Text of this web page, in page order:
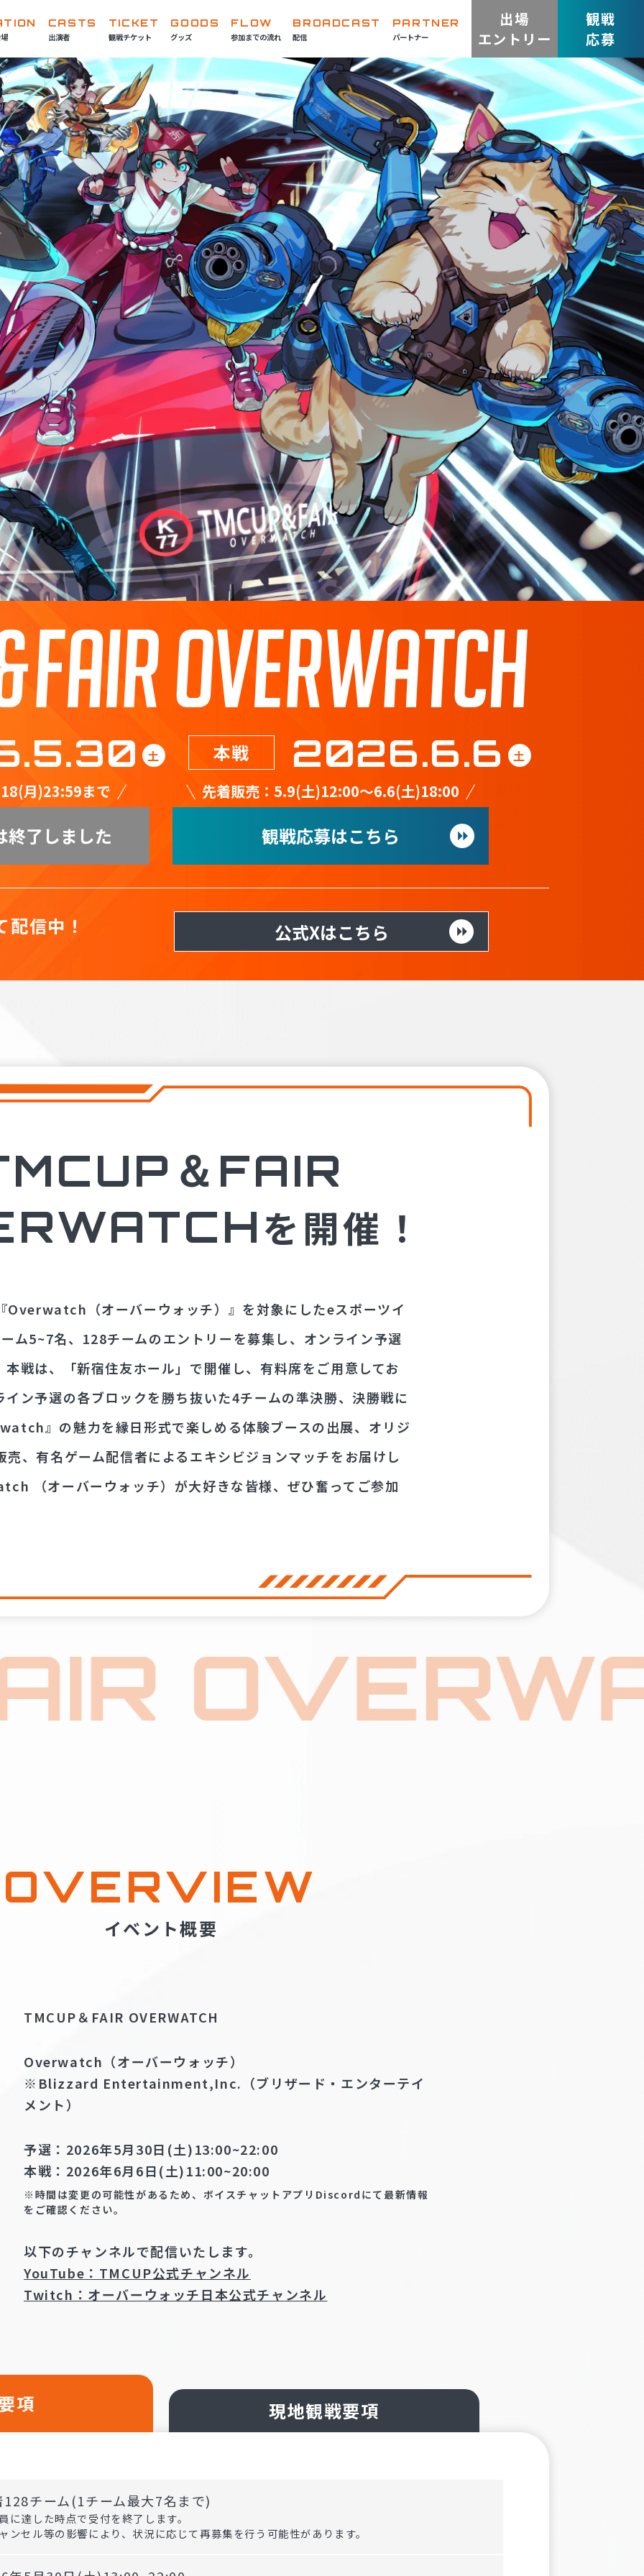
CASTS
出演者
TICKET
観戦チケット
GOODS
グッズ
FLOW
参加までの流れ
BROADCAST
配信
PARTNER
パートナー
出場
エントリー
観戦
応募
土 本戦 2026.6.6 土
月)23:59まで
終了しました
先着販売：5.9(土)12:00〜6.6(土)18:00
観戦応募はこちら
信中！ 公式Xはこちら
＆FAIR
を開催！
Overwatch（オーバーウォッチ）』を対象にしたeスポーツイ
ム5~7名、128チームのエントリーを募集し、オンライン予選
本戦は、「新宿住友ホール」で開催し、有料席をご用意してお
イン予選の各ブロックを勝ち抜いた4チームの準決勝、決勝戦に
』の魅力を縁日形式で楽しめる体験ブースの出展、オリジ
売、有名ゲーム配信者によるエキシビジョンマッチをお届けし
（オーバーウォッチ）が大好きな皆様、ぜひ奮ってご参加
OVERVIEW
イベント概要
TMCUP＆FAIR OVERWATCH
Overwatch（オーバーウォッチ）
※Blizzard Entertainment,Inc.（ブリザード・エンターテイ
メント）
予選：2026年5月30日(土)13:00~22:00
本戦：2026年6月6日(土)11:00~20:00
※時間は変更の可能性があるため、ボイスチャットアプリDiscordにて最新情報
をご確認ください。
以下のチャンネルで配信いたします。
YouTube：TMCUP公式チャンネル
Twitch：オーバーウォッチ日本公式チャンネル
項 現地観戦要項
128チーム(1チーム最大7名まで)
に達した時点で受付を終了します。
ンセル等の影響により、状況に応じて再募集を行う可能性があります。